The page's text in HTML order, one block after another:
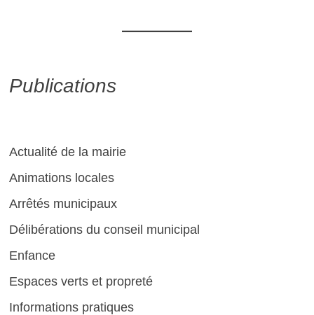
Publications
Actualité de la mairie
Animations locales
Arrêtés municipaux
Délibérations du conseil municipal
Enfance
Espaces verts et propreté
Informations pratiques